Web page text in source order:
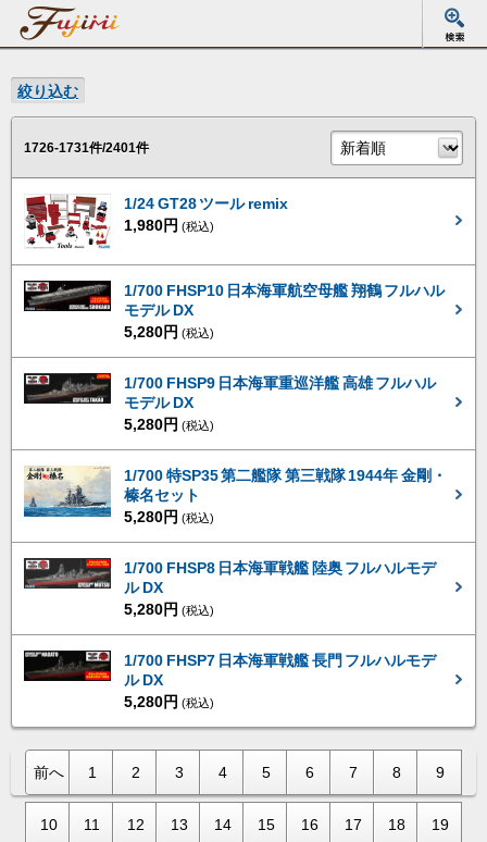
絞り込む
1726-1731件/2401件
1/24 GT28 ツール remix
1,980円 (税込)
1/700 FHSP10 日本海軍航空母艦 翔鶴 フルハル
モデル DX
5,280円 (税込)
1/700 FHSP9 日本海軍重巡洋艦 高雄 フルハル
モデル DX
5,280円 (税込)
1/700 特SP35 第二艦隊 第三戦隊 1944年 金剛・
榛名セット
5,280円 (税込)
1/700 FHSP8 日本海軍戦艦 陸奥 フルハルモデ
ル DX
5,280円 (税込)
1/700 FHSP7 日本海軍戦艦 長門 フルハルモデ
ル DX
5,280円 (税込)
前へ 1 2 3 4 5 6 7 8 9
10 11 12 13 14 15 16 17 18 19